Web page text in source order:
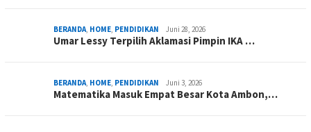
BERANDA HOME PENDIDIKAN Juni 28, 2026
Umar Lessy Terpilih Aklamasi Pimpin IKA …
BERANDA HOME PENDIDIKAN Juni 3, 2026
Matematika Masuk Empat Besar Kota Ambon,…